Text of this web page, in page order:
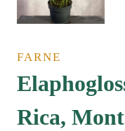
FARNE
Rica,